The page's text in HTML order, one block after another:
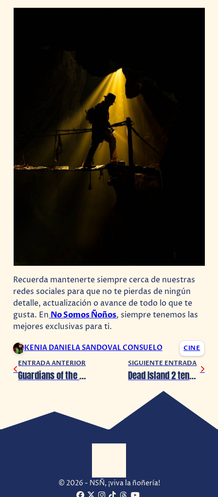
Recuerda mantenerte siempre cerca de nuestras
redes sociales para que no te pierdas de ningún
detalle, actualización o avance de todo lo que te
gusta. En No Somos Ñoños, siempre tenemos las
mejores exclusivas para ti.
KENIA DANIELA SANDOVAL CONSUELO
CINE
ENTRADA ANTERIOR
Guardians of the Galaxy Vol. 3 presenta tráiler con Adam Warlock
SIGUIENTE ENTRADA
Dead Island 2 tendrá showcase el 6 de diciembre
© 2026 - NSÑ, ¡viva la ñoñería!